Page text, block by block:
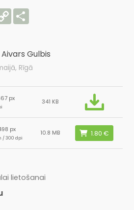
Copy
Link
Gulbis
Rīgā
px 341 KB
px
/ 300 dpi
10.8 MB
lietošanai